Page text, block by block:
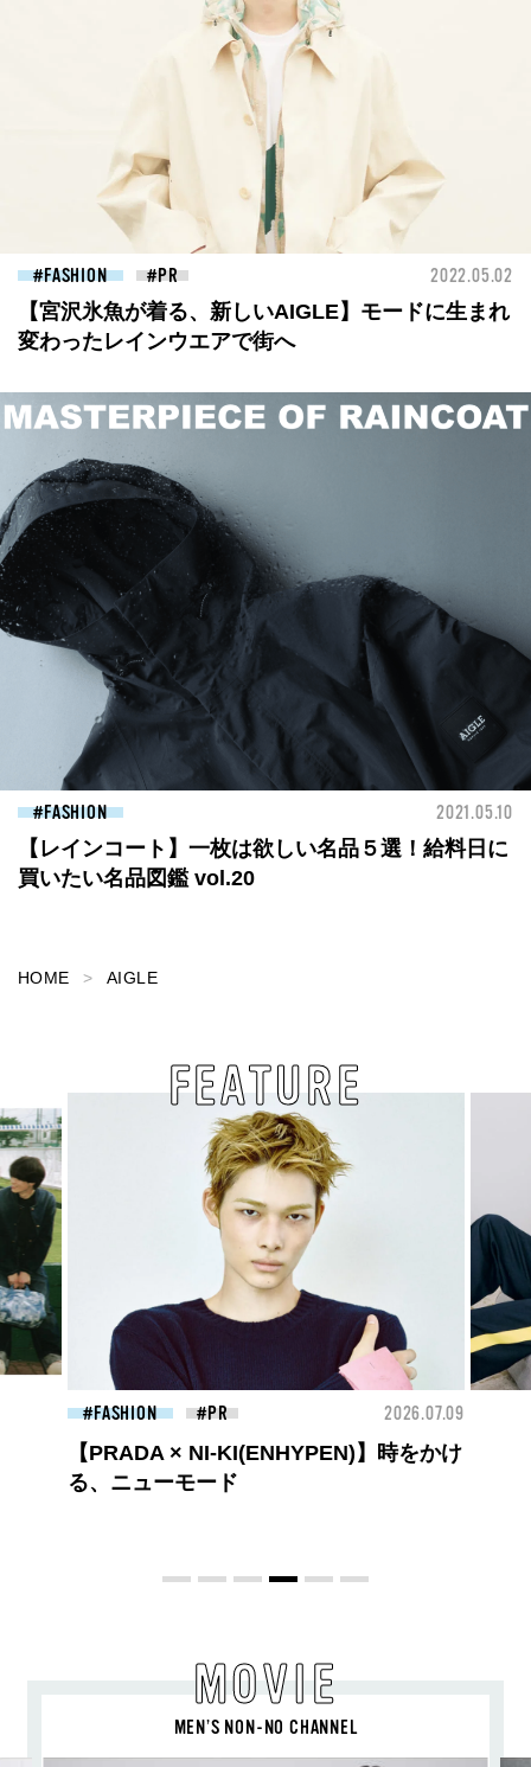
FASHION 2022.05.02
【宮沢氷魚が着る、新しいAIGLE】モードに生まれ
変わったレインウエアで街へ
FASHION 2021.05.10
【レインコート】一枚は欲しい名品５選！給料日に
買いたい名品図鑑 vol.20
HOME AIGLE
FEATURE
FASHION 2026.07.09
ロエベの新しい世界へようこそ。大胆な
コントラストとレイヤードの先に。装う
MOVIE
MEN’S NON-NO CHANNEL